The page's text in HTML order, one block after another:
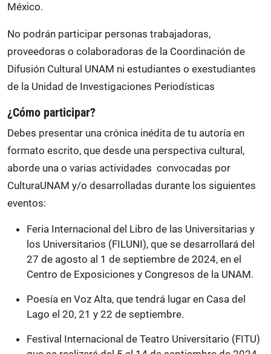
México.
No podrán participar personas trabajadoras,
proveedoras o colaboradoras de la Coordinación de
Difusión Cultural UNAM ni estudiantes o exestudiantes
de la Unidad de Investigaciones Periodísticas
¿Cómo participar?
Debes presentar una crónica inédita de tu autoría en
formato escrito, que desde una perspectiva cultural,
aborde una o varias actividades convocadas por
CulturaUNAM y/o desarrolladas durante los siguientes
eventos:
Feria Internacional del Libro de las Universitarias y
los Universitarios (FILUNI), que se desarrollará del
27 de agosto al 1 de septiembre de 2024, en el
Centro de Exposiciones y Congresos de la UNAM.
Poesía en Voz Alta, que tendrá lugar en Casa del
Lago el 20, 21 y 22 de septiembre.
Festival Internacional de Teatro Universitario (FITU)